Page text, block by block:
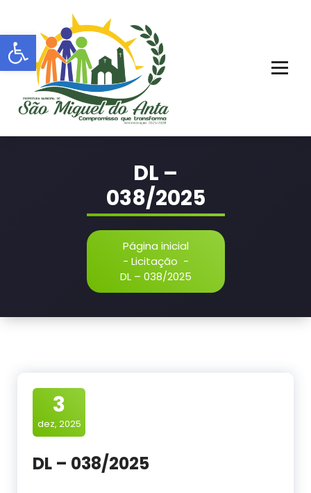
Barra de Ferramentas Aberta
o
conteúdo
DL –
038/2025
Página inicial
- Licitação -
DL – 038/2025
3
dez, 2025
DL – 038/2025